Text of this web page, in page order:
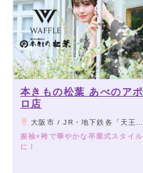
本きもの松葉 あべのアポ
ロ店
大阪市 / JR・地下鉄各「天王寺駅」、近鉄大阪線「大阪阿部野橋駅」から徒歩5分
振袖×袴で華やかな卒業式スタイル
に！